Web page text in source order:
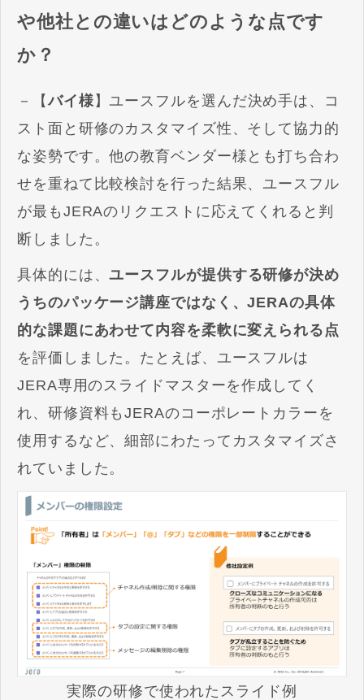
や他社との違いはどのような点です
か？
－【バイ様 】ユースフルを選んだ決め手は、コ
スト面と研修のカスタマイズ性、そして協力的
な姿勢です。他の教育ベンダー様とも打ち合わ
せを重ねて比較検討を行った結果、ユースフル
が最もJERAのリクエストに応えてくれると判
断しました。
具体的には、ユースフルが提供する研修が決め
うちのパッケージ講座ではなく、JERAの具体
的な課題にあわせて内容を柔軟に変えられる点
を評価しました。たとえば、ユースフルは
JERA専用のスライドマスターを作成してく
れ、研修資料もJERAのコーポレートカラーを
使用するなど、細部にわたってカスタマイズさ
れていました。
実際の研修で使われたスライド例